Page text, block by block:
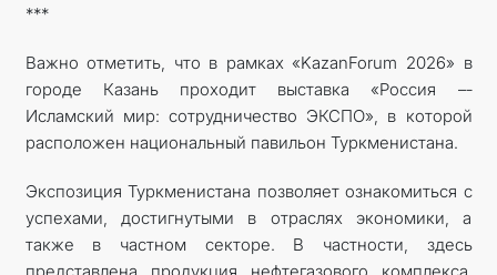
***
Важно отметить, что в рамках «KazanForum 2026» в
городе Казань проходит выставка «Россия –­
Исламский мир: сотрудничество ЭКСПО», в которой
расположен национальный павильон Туркменистана.
Экспозиция Туркменистана позволяет ознакомиться с
успехами, достигнутыми в отраслях экономики, а
также в частном секторе. В частности, здесь